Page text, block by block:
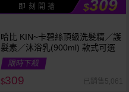
即 刻 開 搶 $309
哈比 KIN~卡碧絲頂級洗髮精／護
髮素／沐浴乳(900ml) 款式可選
限時下殺
$309 已銷售5,061